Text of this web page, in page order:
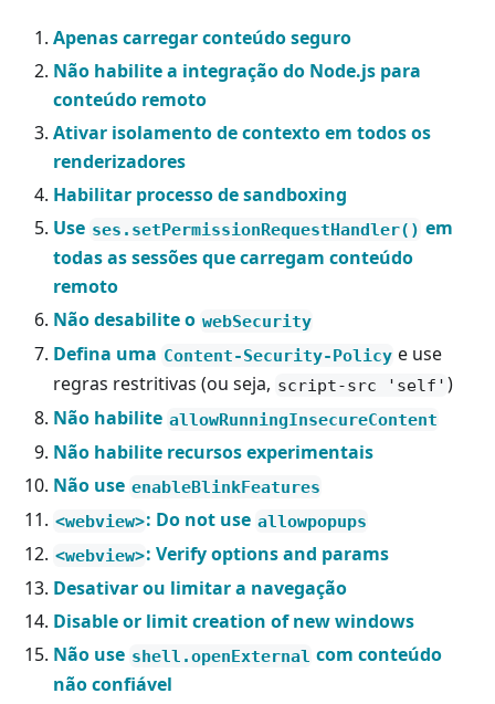
Apenas carregar conteúdo seguro
Não habilite a integração do Node.js para
conteúdo remoto
Ativar isolamento de contexto em todos os
renderizadores
Habilitar processo de sandboxing
Use ses.setPermissionRequestHandler() em
todas as sessões que carregam conteúdo
remoto
Não desabilite o webSecurity
Defina uma Content-Security-Policy e use
regras restritivas (ou seja, script-src 'self' )
Não habilite allowRunningInsecureContent
Não habilite recursos experimentais
Não use enableBlinkFeatures
<webview>: Do not use allowpopups
<webview>: Verify options and params
Desativar ou limitar a navegação
Disable or limit creation of new windows
Não use shell.openExternal com conteúdo
não confiável